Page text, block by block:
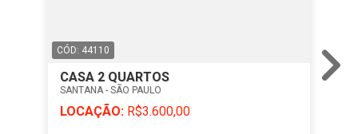
CÓD: 44110
CASA 2 QUARTOS
SANTANA - SÃO PAULO
LOCAÇÃO: R$3.600,00